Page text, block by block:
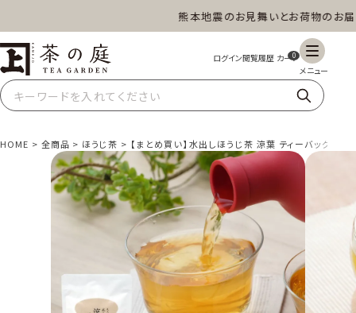
熊本地震のお見舞いとお荷物のお届け
茶の庭オンラインショップ 0
HOME 全商品 ほうじ茶 【まとめ買い】水出しほうじ茶 涼葉 ティーバッグ18